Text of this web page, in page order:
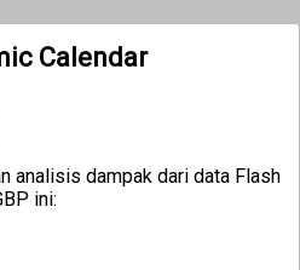
Calendar
analisis dampak dari data Flash
ini: